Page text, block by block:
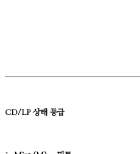
CD/LP 상태 등급